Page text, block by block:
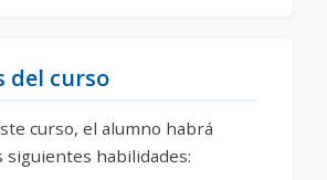
del curso
curso, el alumno habrá
siguientes habilidades: